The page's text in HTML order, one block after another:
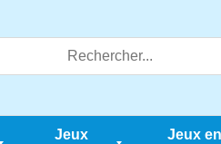
Jeux
Jeux en